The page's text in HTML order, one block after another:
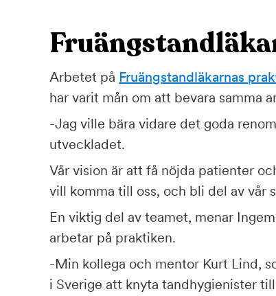
Arbetet på Fruängstandläkarnas
har varit mån om att bevara samma
-Jag ville bära vidare det goda
utveckladet.
Vår vision är att få nöjda patienter
vill komma till oss, och bli del av vår
En viktig del av teamet, menar
arbetar på praktiken.
-Min kollega och mentor Kurt Lind,
i Sverige att knyta tandhygienister